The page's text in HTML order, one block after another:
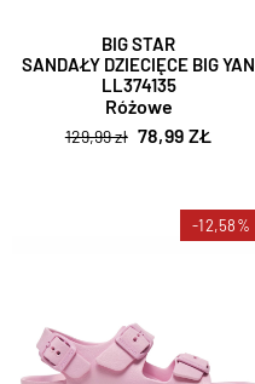
BIG STAR
SANDAŁY DZIECIĘCE BIG YAN
LL374135
Różowe
129,99 zł 78,99 ZŁ
-12,58%